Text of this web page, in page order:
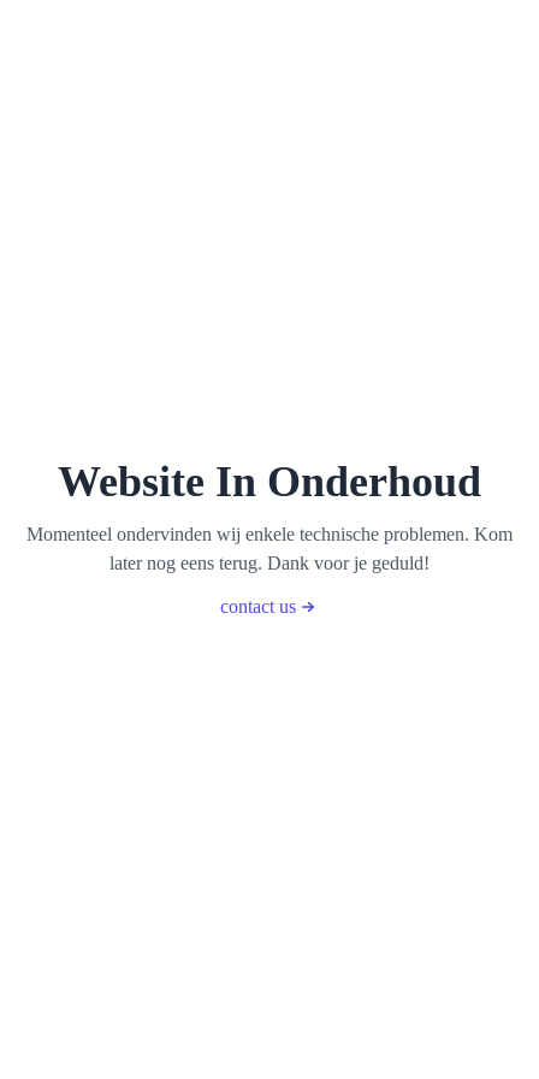
Website In Onderhoud
Momenteel ondervinden wij enkele technische problemen. Kom
later nog eens terug. Dank voor je geduld!
contact us